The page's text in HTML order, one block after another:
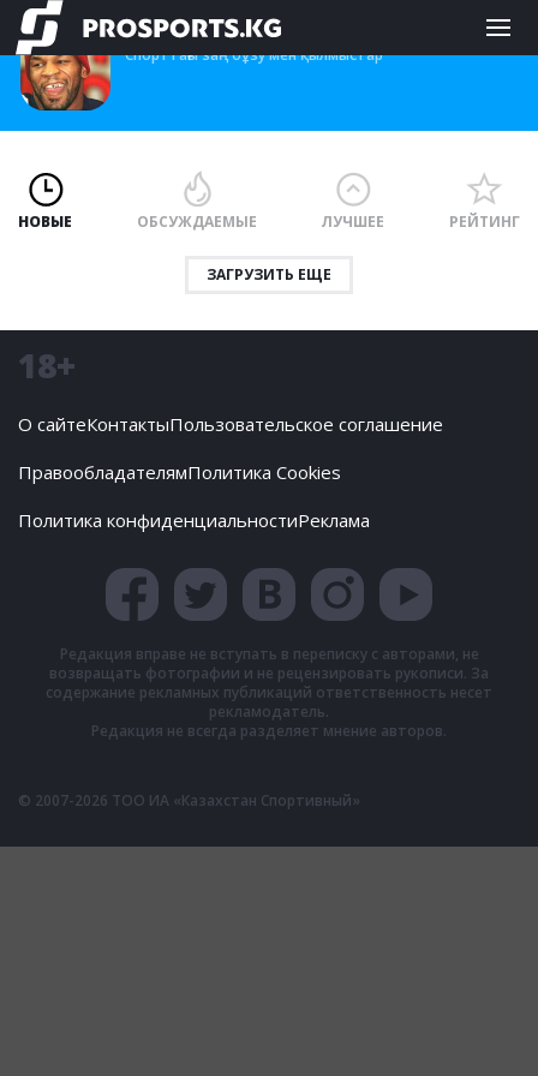
Criminals
Спорттағы заң бұзу мен қылмыстар
НОВЫЕ ОБСУЖДАЕМЫЕ ЛУЧШЕЕ РЕЙТИНГ
ЗАГРУЗИТЬ ЕЩЕ
18+
О сайтеКонтактыПользовательское соглашение
ПравообладателямПолитика Cookies
Политика конфиденциальностиРеклама
Редакция вправе не вступать в переписку с авторами, не
возвращать фотографии и не рецензировать рукописи. За
содержание рекламных публикаций ответственность несет
рекламодатель.
Редакция не всегда разделяет мнение авторов.
© 2007-2026 ТОО ИА «Казахстан Спортивный»